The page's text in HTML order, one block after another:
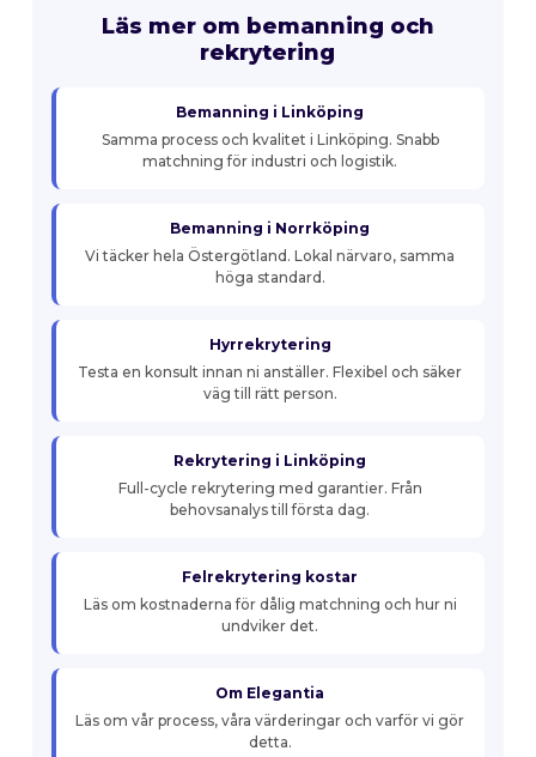
Läs mer om bemanning och
rekrytering
Bemanning i Linköping
Samma process och kvalitet i Linköping. Snabb
matchning för industri och logistik.
Bemanning i Norrköping
Vi täcker hela Östergötland. Lokal närvaro, samma
höga standard.
Hyrrekrytering
Testa en konsult innan ni anställer. Flexibel och säker
väg till rätt person.
Rekrytering i Linköping
Full-cycle rekrytering med garantier. Från
behovsanalys till första dag.
Felrekrytering kostar
Läs om kostnaderna för dålig matchning och hur ni
undviker det.
Om Elegantia
Läs om vår process, våra värderingar och varför vi gör
detta.